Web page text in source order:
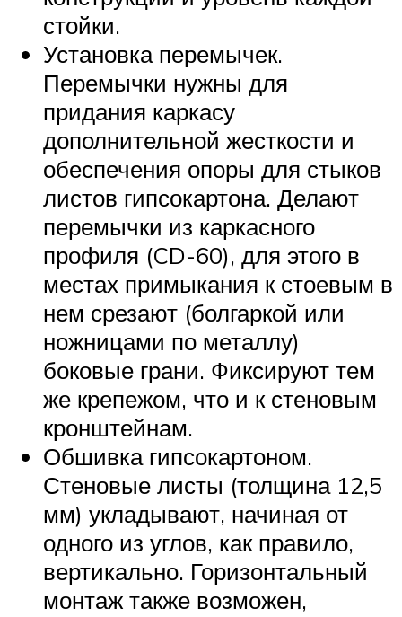
стойки.
Установка перемычек.
Перемычки нужны для
придания каркасу
дополнительной жесткости и
обеспечения опоры для стыков
листов гипсокартона. Делают
перемычки из каркасного
профиля (CD-60), для этого в
местах примыкания к стоевым в
нем срезают (болгаркой или
ножницами по металлу)
боковые грани. Фиксируют тем
же крепежом, что и к стеновым
кронштейнам.
Обшивка гипсокартоном.
Стеновые листы (толщина 12,5
мм) укладывают, начиная от
одного из углов, как правило,
вертикально. Горизонтальный
монтаж также возможен,